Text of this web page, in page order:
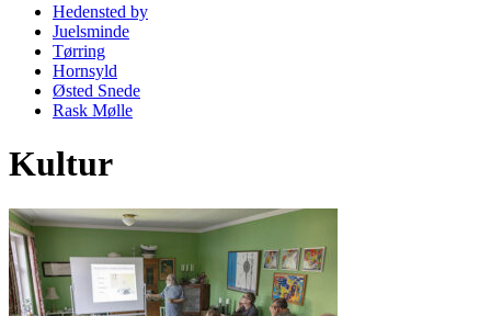
Hedensted by
Juelsminde
Tørring
Hornsyld
Østed Snede
Rask Mølle
Kultur